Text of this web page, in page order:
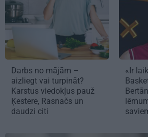
Darbs no mājām –
aizliegt vai turpināt?
Karstus viedokļus pauž
Ķestere, Rasnačs un
daudzi citi
«Ir